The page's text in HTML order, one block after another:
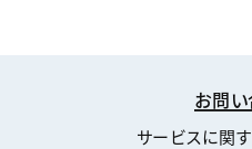
お問
サービスに関